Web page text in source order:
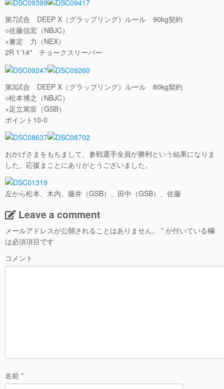
第7試合 DEEP X（グラップリング）ルール 90kg契約
○佐藤信宏（NBJC）
×兼定 力（NEX）
2R 1’14″ チョークスリーパー
第3試合 DEEP X（グラップリング）ルール 80kg契約
○松本博之（NBJC）
×足立篤宣（GSB）
ポイント10-0
おかげさまをもちまして、参戦選手全員が勝利という結果になりま
した、応援まことにありがとうございました。
左から松本、木内、藤井（GSB）、田中（GSB）、佐藤
Leave a comment
メールアドレスが公開されることはありません。 * が付いている欄
は必須項目です
コメント
名前 *